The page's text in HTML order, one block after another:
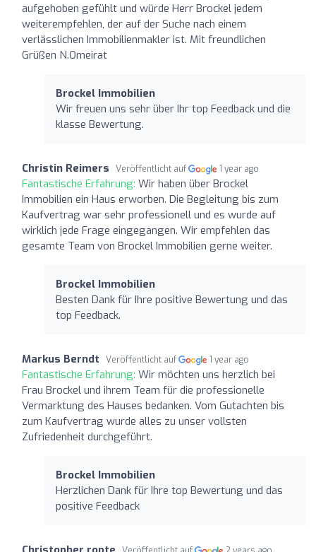
aufgehoben gefühlt und würde Herr Brockel jedem
weiterempfehlen, der auf der Suche nach einem
verlässlichen Immobilienmakler ist. Mit freundlichen
Grüßen N.Omeirat
Brockel Immobilien
Wir freuen uns sehr über Ihr top Feedback und die
klasse Bewertung.
Christin Reimers Veröffentlicht auf 1 year ago
Fantastische Erfahrung: Wir haben über Brockel
Immobilien ein Haus erworben. Die Begleitung bis zum
Kaufvertrag war sehr professionell und es wurde auf
wirklich jede Frage eingegangen. Wir empfehlen das
gesamte Team von Brockel Immobilien gerne weiter.
Brockel Immobilien
Besten Dank für Ihre positive Bewertung und das
top Feedback.
Markus Berndt Veröffentlicht auf 1 year ago
Fantastische Erfahrung: Wir möchten uns herzlich bei
Frau Brockel und ihrem Team für die professionelle
Vermarktung des Hauses bedanken. Vom Gutachten bis
zum Kaufvertrag wurde alles zu unser vollsten
Zufriedenheit durchgeführt.
Brockel Immobilien
Herzlichen Dank für Ihre top Bewertung und das
positive Feedback